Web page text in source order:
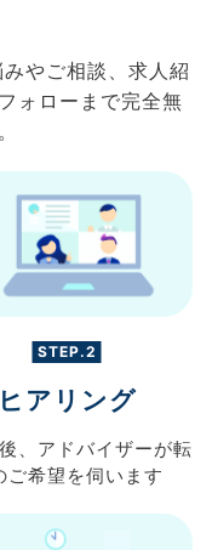
やご相談、求人紹
ォローまで完全無
STEP.2
ヒアリング
、 アドバイザーが転
ご希望を伺います